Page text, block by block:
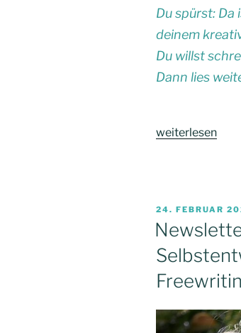
Du spürst: Da
deinem
Du willst
Dann lies
„Geheime
weiterlesen
AM
24. FEBRUAR